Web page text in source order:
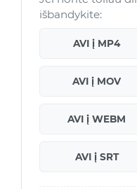
išbandykite:
AVI į MP4
AVI į MOV
AVI į WEBM
AVI į SRT